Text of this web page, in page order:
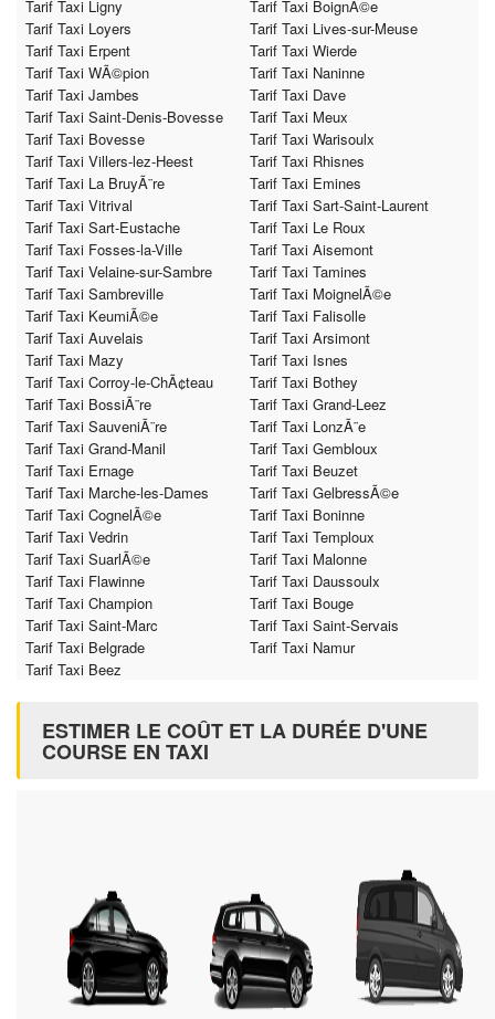
Tarif Taxi Ligny
Tarif Taxi BoignÃ©e
Tarif Taxi Loyers
Tarif Taxi Lives-sur-Meuse
Tarif Taxi Erpent
Tarif Taxi Wierde
Tarif Taxi WÃ©pion
Tarif Taxi Naninne
Tarif Taxi Jambes
Tarif Taxi Dave
Tarif Taxi Saint-Denis-Bovesse
Tarif Taxi Meux
Tarif Taxi Bovesse
Tarif Taxi Warisoulx
Tarif Taxi Villers-lez-Heest
Tarif Taxi Rhisnes
Tarif Taxi La BruyÃ¨re
Tarif Taxi Emines
Tarif Taxi Vitrival
Tarif Taxi Sart-Saint-Laurent
Tarif Taxi Sart-Eustache
Tarif Taxi Le Roux
Tarif Taxi Fosses-la-Ville
Tarif Taxi Aisemont
Tarif Taxi Velaine-sur-Sambre
Tarif Taxi Tamines
Tarif Taxi Sambreville
Tarif Taxi MoignelÃ©e
Tarif Taxi KeumiÃ©e
Tarif Taxi Falisolle
Tarif Taxi Auvelais
Tarif Taxi Arsimont
Tarif Taxi Mazy
Tarif Taxi Isnes
Tarif Taxi Corroy-le-ChÃ¢teau
Tarif Taxi Bothey
Tarif Taxi BossiÃ¨re
Tarif Taxi Grand-Leez
Tarif Taxi SauveniÃ¨re
Tarif Taxi LonzÃ¨e
Tarif Taxi Grand-Manil
Tarif Taxi Gembloux
Tarif Taxi Ernage
Tarif Taxi Beuzet
Tarif Taxi Marche-les-Dames
Tarif Taxi GelbressÃ©e
Tarif Taxi CognelÃ©e
Tarif Taxi Boninne
Tarif Taxi Vedrin
Tarif Taxi Temploux
Tarif Taxi SuarlÃ©e
Tarif Taxi Malonne
Tarif Taxi Flawinne
Tarif Taxi Daussoulx
Tarif Taxi Champion
Tarif Taxi Bouge
Tarif Taxi Saint-Marc
Tarif Taxi Saint-Servais
Tarif Taxi Belgrade
Tarif Taxi Namur
Tarif Taxi Beez
ESTIMER LE COÛT ET LA DURÉE D'UNE
COURSE EN TAXI